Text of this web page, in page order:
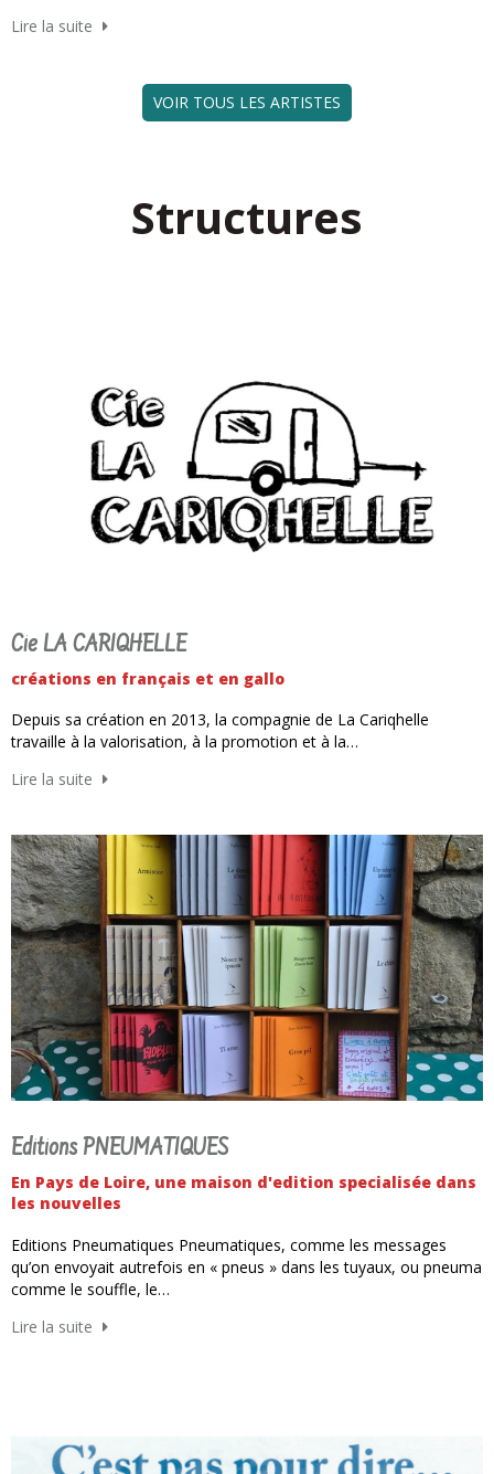
Lire la suite
VOIR TOUS LES ARTISTES
Structures
Cie LA CARIQHELLE
créations en français et en gallo
Depuis sa création en 2013, la compagnie de La Cariqhelle
travaille à la valorisation, à la promotion et à la…
Lire la suite
Editions PNEUMATIQUES
En Pays de Loire, une maison d'edition specialisée dans
les nouvelles
Editions Pneumatiques Pneumatiques, comme les messages
qu’on envoyait autrefois en « pneus » dans les tuyaux, ou pneuma
comme le souffle, le…
Lire la suite